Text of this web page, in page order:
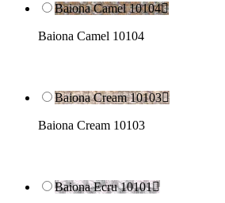
Baiona Camel 10104
Baiona Camel 10104
Baiona Cream 10103
Baiona Cream 10103
Baiona Ecru 10101